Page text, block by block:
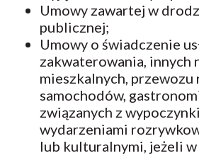
Umowy zawartej w
publicznej;
Umowy o świadczenie
zakwaterowania, innych
mieszkalnych, przewozu
samochodów,
związanych z
wydarzeniami
lub kulturalnymi, jeżeli